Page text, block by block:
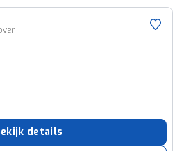
details